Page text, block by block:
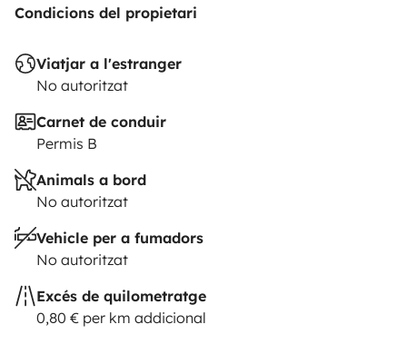
Condicions del propietari
Viatjar a l'estranger
No autoritzat
Carnet de conduir
Permis B
Animals a bord
No autoritzat
Vehicle per a fumadors
No autoritzat
Excés de quilometratge
0,80 € per km addicional